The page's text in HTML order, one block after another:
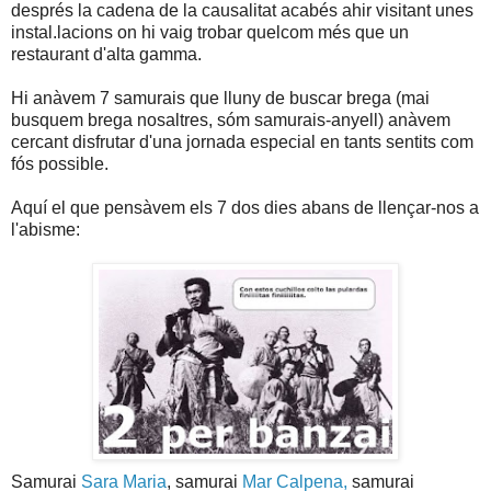
després la cadena de la causalitat acabés ahir visitant unes
instal.lacions on hi vaig trobar quelcom més que un
restaurant d'alta gamma.
Hi anàvem 7 samurais que lluny de buscar brega (mai
busquem brega nosaltres, sóm samurais-anyell) anàvem
cercant disfrutar d'una jornada especial en tants sentits com
fós possible.
Aquí el que pensàvem els 7 dos dies abans de llençar-nos a
l'abisme:
Samurai Sara Maria, samurai Mar Calpena, samurai